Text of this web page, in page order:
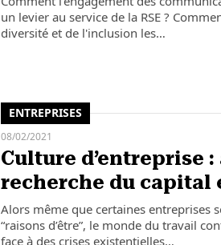
un levier au service de la RSE ?
diversité et de l'inclusion les…
ENTREPRISES
08/02/2021
Culture d’entreprise :
recherche du capital
Alors même que certaines entreprises
“raisons d’être”, le monde du travail
face à des crises existentielles…